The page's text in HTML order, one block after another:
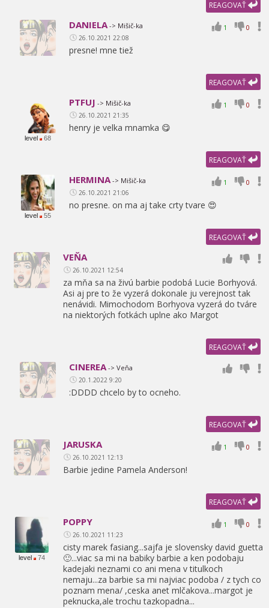
REAGOVAŤ
1 0
DANIELA -> Mišič-ka
26.10.2021 22:08
presne! mne tiež
REAGOVAŤ
level 68
1 0
PTFUJ -> Mišič-ka
26.10.2021 21:35
henry je velka mnamka 😋
REAGOVAŤ
level 55
1 0
HERMINA -> Mišič-ka
26.10.2021 21:06
no presne. on ma aj take crty tvare 😍
REAGOVAŤ
VEŇA
26.10.2021 12:54
za mňa sa na živú barbie podobá Lucie Borhyová.
Asi aj pre to že vyzerá dokonale ju verejnost tak
nenávidi. Mimochodom Borhyova vyzerá do tváre
na niektorých fotkách uplne ako Margot
REAGOVAŤ
CINEREA -> Veňa
20.1.2022 9:20
:DDDD chcelo by to ocneho.
REAGOVAŤ
1 0
JARUSKA
26.10.2021 12:13
Barbie jedine Pamela Anderson!
REAGOVAŤ
level 74
1 0
POPPY
26.10.2021 11:23
cisty marek fasiang...sajfa je slovensky david guetta
🙂...viac sa mi na babiky barbie a ken podobaju
kadejaki neznami co ani mena v titulkoch
nemaju...za barbie sa mi najviac podoba / z tych co
poznam mena/ ,ceska anet mlčakova...margot je
peknucka,ale trochu tazkopadna...